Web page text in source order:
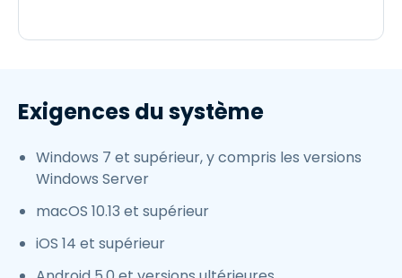
Exigences du système
Windows 7 et supérieur, y compris les versions
Windows Server
macOS 10.13 et supérieur
iOS 14 et supérieur